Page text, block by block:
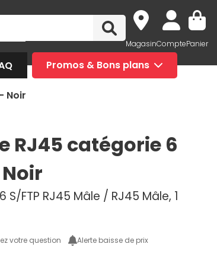
MagasinComptePanier
Promos & Bons plans
Noir
RJ45 catégorie 6
Noir
FTP RJ45 Mâle / RJ45 Mâle, 1
votre question Alerte baisse de prix